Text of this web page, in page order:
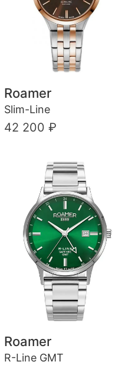
Roamer
Slim-Line
42 200 ₽
Roamer
R-Line GMT